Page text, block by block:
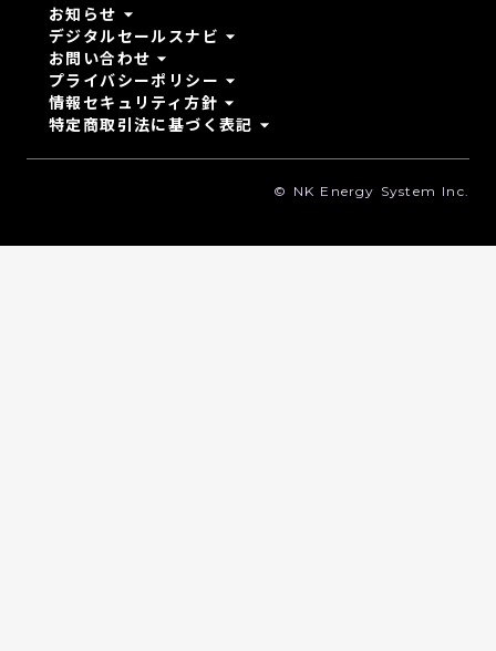
お知らせ arrow_drop_down
デジタルセールスナビ arrow_drop_down
お問い合わせ arrow_drop_down
プライバシーポリシー arrow_drop_down
情報セキュリティ方針 arrow_drop_down
特定商取引法に基づく表記 arrow_drop_down
© NK Energy System Inc.